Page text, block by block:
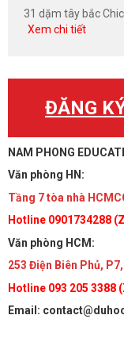
31 dặm tây bắc
Xem chi tiết
ĐĂNG
NAM PHONG
Văn phòng HN:
Tầng 7 tòa nhà
Hotline 0901734288
Văn phòng HCM:
253 Điện Biên Phủ, P7,
Hotline 093 205 3388
Email: